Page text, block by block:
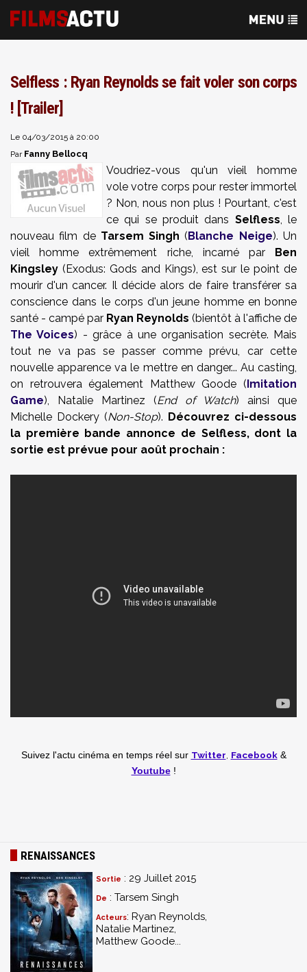
Selfless : Ryan Reynolds se fait voler son corps
! [Trailer]
Le 04/03/2015 à 20:00
Par Fanny Bellocq
Voudriez-vous qu'un vieil homme
vole votre corps pour rester immortel
? Non, nous non plus ! Pourtant, c'est
ce qui se produit dans Selfless, le
nouveau film de Tarsem Singh (Blanche Neige). Un
vieil homme extrêmement riche, incarné par Ben
Kingsley (Exodus: Gods and Kings), est sur le point de
mourir d'un cancer. Il décide alors de faire transférer sa
conscience dans le corps d'un jeune homme en bonne
santé - campé par Ryan Reynolds (bientôt à l'affiche de
The Voices) - grâce à une organisation secrète. Mais
tout ne va pas se passer comme prévu, car cette
nouvelle apparence va le mettre en danger... Au casting,
on retrouvera également Matthew Goode (Imitation
Game), Natalie Martinez (End of Watch) ainsi que
Michelle Dockery (Non-Stop). Découvrez ci-dessous
la première bande annonce de Selfless, dont la
sortie est prévue pour août prochain :
Suivez l'actu cinéma en temps réel sur Twitter Facebook&
Youtube!
RENAISSANCES
Sortie : 29 Juillet 2015
De : Tarsem Singh
Acteurs: Ryan Reynolds,
Natalie Martinez,
Matthew Goode...